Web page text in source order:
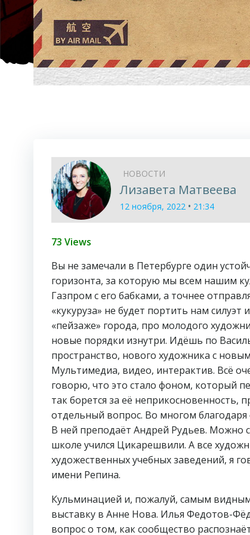
НОВОСТИ
Лизавета Матвеева
12 ноября, 2022 • 21:34
73 Views
Вы не замечали в Петербурге один
горизонта, за которую мы всем нашим
Газпром с его бабками, а точнее
«кукуруза» не будет портить нам
«пейзаже» города, про молодого
новые порядки изнутри. Идёшь по
пространство, нового художника с
Мультимедиа, видео, интерактив. Всё
говорю, что это стало фоном, который
так борется за её неприкосновенность,
отдельный вопрос. Во многом
В ней преподаёт Андрей Рудьев. Можно
школе учился Цикарешвили. А все
художественных учебных заведений, я
имени Репина.
Кульминацией и, пожалуй, самым
выставку в Анне Нова. Илья Федотов-
вопрос о том, как сообщество